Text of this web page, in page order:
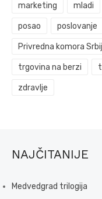
marketing mladi
posao poslovanje
Privredna komora
trgovina na berzi
zdravlje
NAJČITANIJE
Medvedgrad trilogija